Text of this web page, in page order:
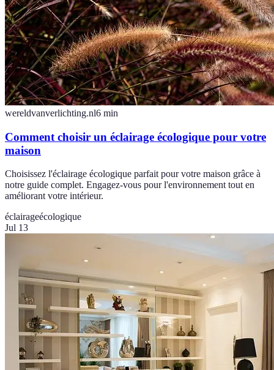
wereldvanverlichting.nl6 min
Comment choisir un éclairage écologique pour votre
maison
Choisissez l'éclairage écologique parfait pour votre maison grâce à
notre guide complet. Engagez-vous pour l'environnement tout en
améliorant votre intérieur.
éclairageécologique
Jul 13